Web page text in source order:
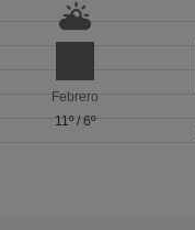
Febrero
11º/ 6º